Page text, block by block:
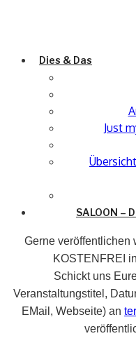
Dies & Das
Just
SALOON –
Gerne veröffentlichen
KOSTENFREI
Schickt uns
Veranstaltungstitel,
EMail, Webseite) an